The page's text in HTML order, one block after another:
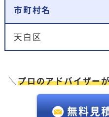
市町村名
天白区
＼プロのアドバイザー
無料見